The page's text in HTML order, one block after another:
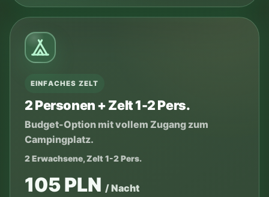
EINFACHES ZELT
2 Personen + Zelt 1-2 Pers.
Budget-Option mit vollem Zugang zum
Campingplatz.
2 Erwachsene, Zelt 1-2 Pers.
105 PLN / Nacht